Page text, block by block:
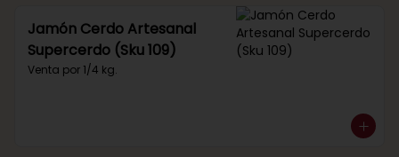
Jamón Cerdo Artesanal
Supercerdo (Sku 109)
Venta por 1/4 kg.